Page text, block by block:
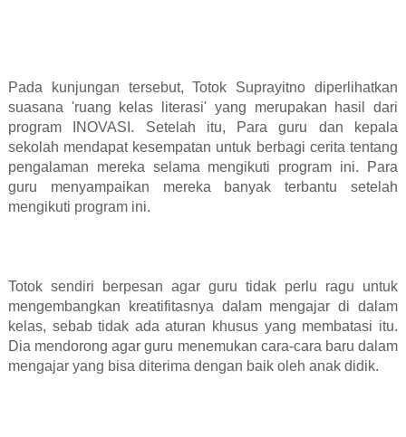
Pada kunjungan tersebut, Totok Suprayitno diperlihatkan
suasana 'ruang kelas literasi' yang merupakan hasil dari
program INOVASI. Setelah itu, Para guru dan kepala
sekolah mendapat kesempatan untuk berbagi cerita tentang
pengalaman mereka selama mengikuti program ini. Para
guru menyampaikan mereka banyak terbantu setelah
mengikuti program ini.
Totok sendiri berpesan agar guru tidak perlu ragu untuk
mengembangkan kreatifitasnya dalam mengajar di dalam
kelas, sebab tidak ada aturan khusus yang membatasi itu.
Dia mendorong agar guru menemukan cara-cara baru dalam
mengajar yang bisa diterima dengan baik oleh anak didik.